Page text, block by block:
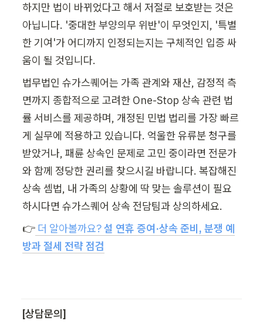
하지만 법이 바뀌었다고 해서 저절로 보호받는 것은
아닙니다. '중대한 부양의무 위반'이 무엇인지, '특별
한 기여'가 어디까지 인정되는지는 구체적인 입증 싸
움이 될 것입니다.
법무법인 슈가스퀘어는 가족 관계와 재산, 감정적 측
면까지 종합적으로 고려한 One-Stop 상속 관련 법
률 서비스를 제공하며, 개정된 민법 법리를 가장 빠르
게 실무에 적용하고 있습니다. 억울한 유류분 청구를
받았거나, 패륜 상속인 문제로 고민 중이라면 전문가
와 함께 정당한 권리를 찾으시길 바랍니다. 복잡해진
상속 셈법, 내 가족의 상황에 딱 맞는 솔루션이 필요
하시다면 슈가스퀘어 상속 전담팀과 상의하세요.
👉 더 알아볼까요? 설 연휴 증여·상속 준비, 분쟁 예
방과 절세 전략 점검
[상담문의]